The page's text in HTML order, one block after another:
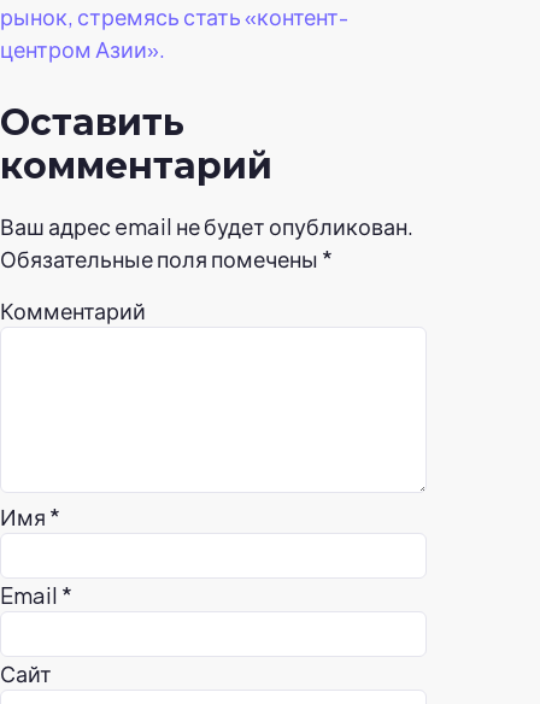
рынок, стремясь стать «контент-
центром Азии».
Оставить
комментарий
Ваш адрес email не будет опубликован.
Обязательные поля помечены *
Комментарий
Имя *
Email *
Сайт